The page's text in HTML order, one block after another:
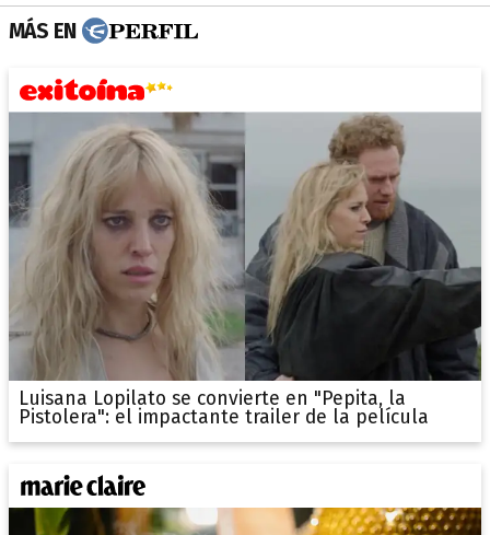
MÁS EN
Luisana Lopilato se convierte en "Pepita, la
Pistolera": el impactante trailer de la película